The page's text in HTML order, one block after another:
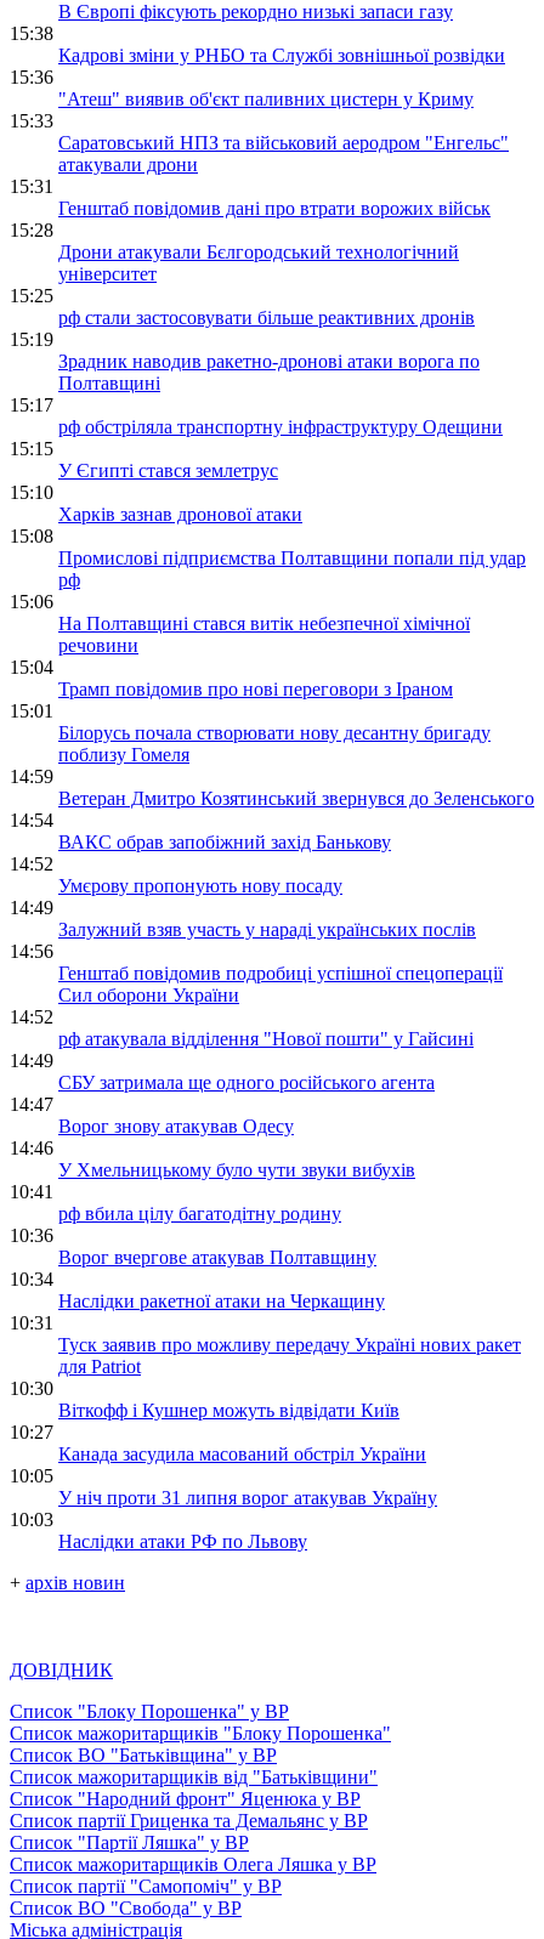
В Європі фіксують рекордно низькі запаси газу
15:38
Кадрові зміни у РНБО та Службі зовнішньої розвідки
15:36
"Атеш" виявив об'єкт паливних цистерн у Криму
15:33
Саратовський НПЗ та військовий аеродром "Енгельс"
атакували дрони
15:31
Генштаб повідомив дані про втрати ворожих військ
15:28
Дрони атакували Бєлгородський технологічний
університет
15:25
рф стали застосовувати більше реактивних дронів
15:19
Зрадник наводив ракетно-дронові атаки ворога по
Полтавщині
15:17
рф обстріляла транспортну інфраструктуру Одещини
15:15
У Єгипті стався землетрус
15:10
Харків зазнав дронової атаки
15:08
Промислові підприємства Полтавщини попали під удар
рф
15:06
На Полтавщині стався витік небезпечної хімічної
речовини
15:04
Трамп повідомив про нові переговори з Іраном
15:01
Білорусь почала створювати нову десантну бригаду
поблизу Гомеля
14:59
Ветеран Дмитро Козятинський звернувся до Зеленського
14:54
ВАКС обрав запобіжний захід Банькову
14:52
Умєрову пропонують нову посаду
14:49
Залужний взяв участь у нараді українських послів
14:56
Генштаб повідомив подробиці успішної спецоперації
Сил оборони України
14:52
рф атакувала відділення "Нової пошти" у Гайсині
14:49
СБУ затримала ще одного російського агента
14:47
Ворог знову атакував Одесу
14:46
У Хмельницькому було чути звуки вибухів
10:41
рф вбила цілу багатодітну родину
10:36
Ворог вчергове атакував Полтавщину
10:34
Наслідки ракетної атаки на Черкащину
10:31
Туск заявив про можливу передачу Україні нових ракет
для Patriot
10:30
Віткофф і Кушнер можуть відвідати Київ
10:27
Канада засудила масований обстріл України
10:05
У ніч проти 31 липня ворог атакував Україну
10:03
Наслідки атаки РФ по Львову
+ архів новин
ДОВІДНИК
Список "Блоку Порошенка" у ВР
Список мажоритарщиків "Блоку Порошенка"
Список ВО "Батьківщина" у ВР
Список мажоритарщиків від "Батьківщини"
Список "Народний фронт" Яценюка у ВР
Список партії Гриценка та Демальянс у ВР
Список "Партії Ляшка" у ВР
Список мажоритарщиків Олега Ляшка у ВР
Список партії "Самопоміч" у ВР
Список ВО "Свобода" у ВР
Міська адміністрація